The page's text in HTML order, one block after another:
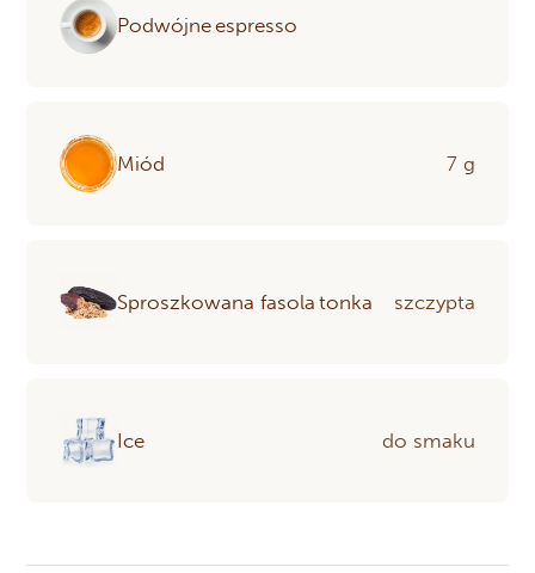
Podwójne espresso
Miód 7 g
Sproszkowana fasola tonka szczypta
Ice do smaku